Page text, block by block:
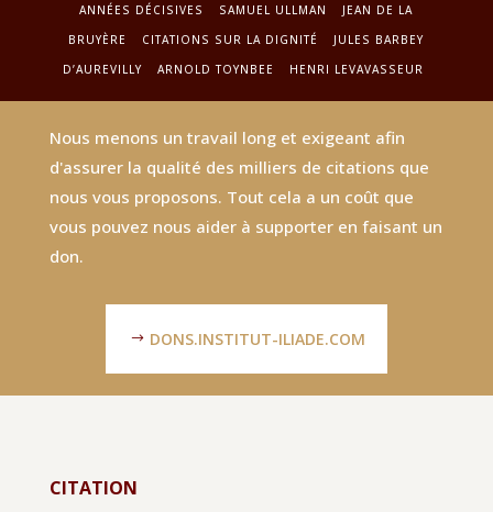
ANNÉES DÉCISIVES
SAMUEL ULLMAN
JEAN DE LA
BRUYÈRE
CITATIONS SUR LA DIGNITÉ
JULES BARBEY
D’AUREVILLY
ARNOLD TOYNBEE HENRI LEVAVASSEUR
Nous menons un travail long et exigeant afin
d'assurer la qualité des milliers de citations que
nous vous proposons. Tout cela a un coût que
vous pouvez nous aider à supporter en faisant un
don.
DONS.INSTITUT-ILIADE.COM
CITATION